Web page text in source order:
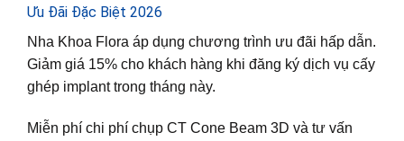
Ưu Đãi Đặc Biệt 2026
Nha Khoa Flora áp dụng chương trình ưu đãi hấp dẫn.
Giảm giá 15% cho khách hàng khi đăng ký dịch vụ cấy
ghép implant trong tháng này.
Miễn phí chi phí chụp CT Cone Beam 3D và tư vấn